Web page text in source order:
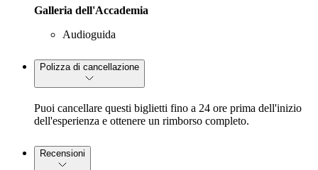
Galleria dell'Accademia
Audioguida
Polizza di cancellazione
Puoi cancellare questi biglietti fino a 24 ore prima dell'inizio
dell'esperienza e ottenere un rimborso completo.
Recensioni